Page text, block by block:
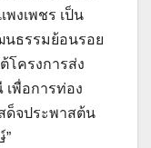
พงเพชร เป็น
นธรรมย้อนรอย
โครงการส่ง
พื่อการท่อง
สด็จประพาสต้น
”